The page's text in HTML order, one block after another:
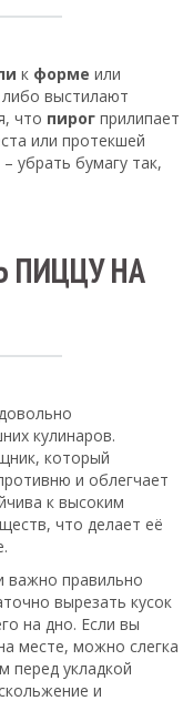
к форме или
выстилают
что пирог прилипает
или протекшей
убрать бумагу так,
ПИЦЦУ НА
кулинаров.
который
и облегчает
к высоким
что делает её
важно правильно
вырезать кусок
на дно. Если вы
месте, можно слегка
перед укладкой
и